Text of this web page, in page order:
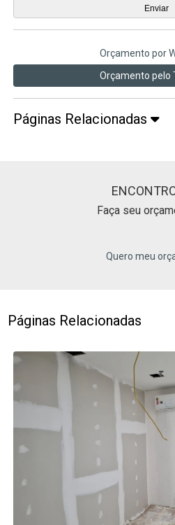
Orçamento por
Orçamento pelo
Páginas Relacionadas
Faça seu
Quero meu
Páginas Relacionadas